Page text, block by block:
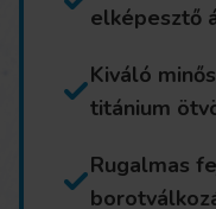
elképesztő
Kiváló
titánium
Rugalmas